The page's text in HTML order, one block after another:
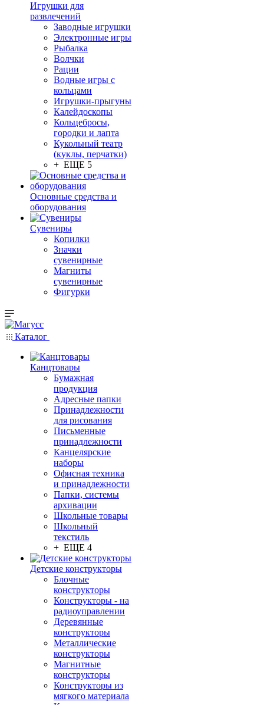
Игрушки для
развлечений
Заводные игрушки
Электронные игры
Рыбалка
Волчки
Рации
Водные игры с
кольцами
Игрушки-прыгуны
Калейдоскопы
Кольцебросы,
городки и лапта
Кукольный театр
(куклы, перчатки)
+ ЕЩЕ 5
Основные средства и
оборудования
Сувениры
Копилки
Значки
сувенирные
Магниты
сувенирные
Фигурки
Каталог
Канцтовары
Бумажная
продукция
Адресные папки
Принадлежности
для рисования
Письменные
принадлежности
Канцелярские
наборы
Офисная техника
и принадлежности
Папки, системы
архивации
Школьные товары
Школьный
текстиль
+ ЕЩЕ 4
Детские конструкторы
Блочные
конструкторы
Конструкторы - на
радиоуправлении
Деревянные
конструкторы
Металлические
конструкторы
Магнитные
конструкторы
Конструкторы из
мягкого материала